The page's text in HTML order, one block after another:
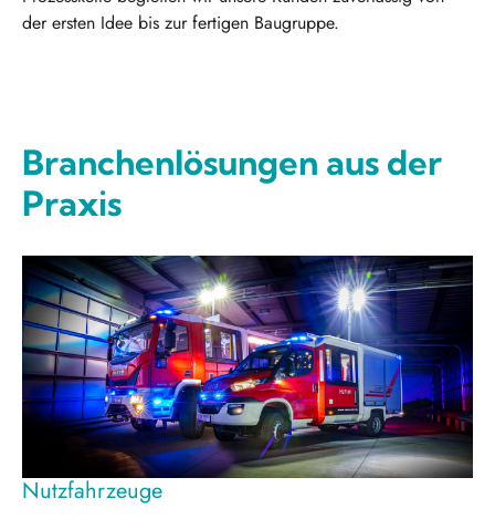
der ersten Idee bis zur fertigen Baugruppe.
Branchenlösungen aus der
Praxis
Nutzfahrzeuge